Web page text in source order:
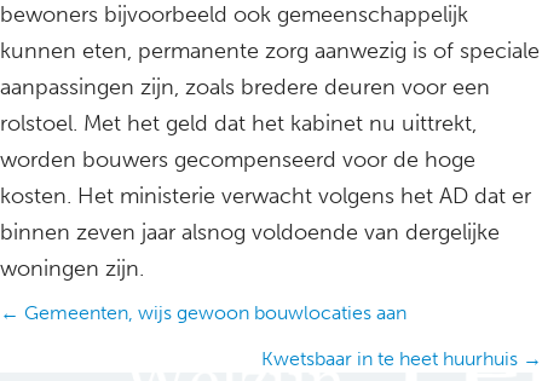
bewoners bijvoorbeeld ook gemeenschappelijk
kunnen eten, permanente zorg aanwezig is of speciale
aanpassingen zijn, zoals bredere deuren voor een
rolstoel. Met het geld dat het kabinet nu uittrekt,
worden bouwers gecompenseerd voor de hoge
kosten. Het ministerie verwacht volgens het AD dat er
binnen zeven jaar alsnog voldoende van dergelijke
woningen zijn.
Posts
← Gemeenten, wijs gewoon bouwlocaties aan
Kwetsbaar in te heet huurhuis →